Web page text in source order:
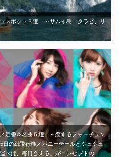
スポット３選 ～サムイ島、クラビ、リ
定番＆名曲５選 ～恋するフォーチュン
日の紙飛行機／ポニーテールとシュシュ
べば、毎日会える」がコンセプトの